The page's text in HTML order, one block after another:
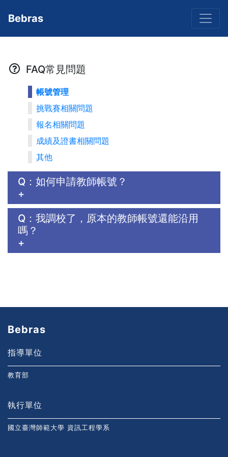
Bebras
FAQ常見問題
帳號管理
挑戰賽相關問題
報名相關問題
成績及證書相關問題
其他
Q：如何申請教師帳號？
+
Q：我調校了，原本的教師帳號還能沿用
嗎？
+
Bebras
指導單位
教育部
執行單位
國立臺灣師範大學 資訊工程學系